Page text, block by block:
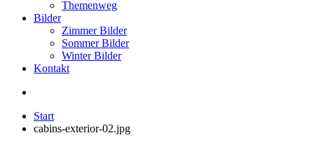
Themenweg
Bilder
Zimmer Bilder
Sommer Bilder
Winter Bilder
Kontakt
Start
cabins-exterior-02.jpg